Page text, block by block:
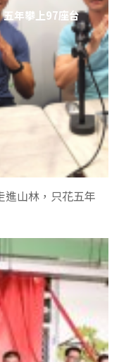
年攀上97座台
進山林，只花五年